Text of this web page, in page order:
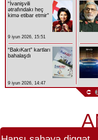
“İvanişvili
ətrafındakı heç
kimə etibar etmir”
9 iyun 2026, 15:51
“BakıKart” kartları
bahalaşdı
9 iyun 2026, 14:47